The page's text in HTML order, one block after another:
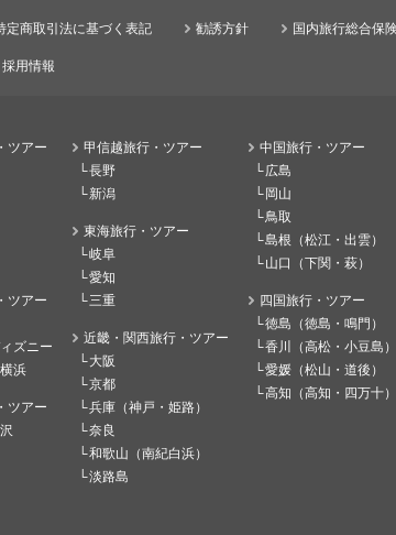
定商取引法に基づく表記 勧誘方針 国内旅行総合保
採用情報
ツアー
ツアー
ズニー
浜
ツアー
甲信越旅行・ツアー
長野
新潟
東海旅行・ツアー
岐阜
愛知
三重
近畿・関西旅行・ツアー
大阪
京都
兵庫（神戸・姫路）
奈良
和歌山（南紀白浜）
淡路島
中国旅行・ツアー
広島
岡山
鳥取
島根（松江・出雲）
山口（下関・萩）
四国旅行・ツアー
徳島（徳島・鳴門）
香川（高松・小豆島）
愛媛（松山・道後）
高知（高知・四万十）